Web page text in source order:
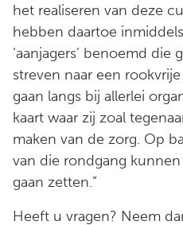
het realiseren van deze
hebben daartoe
‘aanjagers’ benoemd
streven naar een
gaan langs bij allerlei
kaart waar zij zoal
maken van de zorg. Op
van die rondgang
gaan zetten.”
Heeft u vragen? Neem